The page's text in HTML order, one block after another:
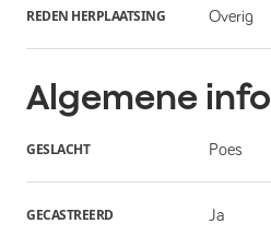
REDEN HERPLAATSING Overig
Algemene info
GESLACHT Poes
GECASTREERD Ja